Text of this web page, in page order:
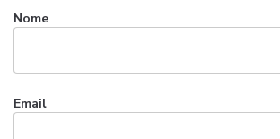
Nome
Email